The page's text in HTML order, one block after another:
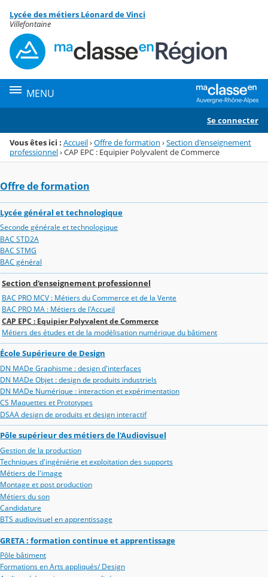
Menu de la rubrique
Contenu
Lycée des métiers Léonard de Vinci
Villefontaine
MENU
Se connecter
Vous êtes ici : Accueil›Offre de formation ›Section d'enseignement
professionnel›CAP EPC : Equipier Polyvalent de Commerce
Offre de formation
Lycée général et technologique
Seconde générale et technologique
BAC STD2A
BAC STMG
BAC général
Section d'enseignement professionnel
BAC PRO MCV : Métiers du Commerce et de la Vente
BAC PRO MA : Métiers de l'Accueil
CAP EPC : Equipier Polyvalent de Commerce
Métiers des études et de la modélisation numérique du bâtiment
École Supérieure de Design
DN MADe Graphisme : design d'interfaces
DN MADe Objet : design de produits industriels
DN MADe Numérique : interaction et expérimentation
CS Maquettes et Prototypes
DSAA design de produits et design interactif
Pôle supérieur des métiers de l'Audiovisuel
Gestion de la production
Techniques d'ingéniérie et exploitation des supports
Métiers de l'image
Montage et post production
Métiers du son
Candidature
BTS audiovisuel en apprentissage
GRETA : formation continue et apprentissage
Pôle bâtiment
Formations en Arts appliqués/ Design